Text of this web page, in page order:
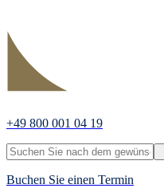
+49 800 001 04 19
Buchen Sie einen Termin